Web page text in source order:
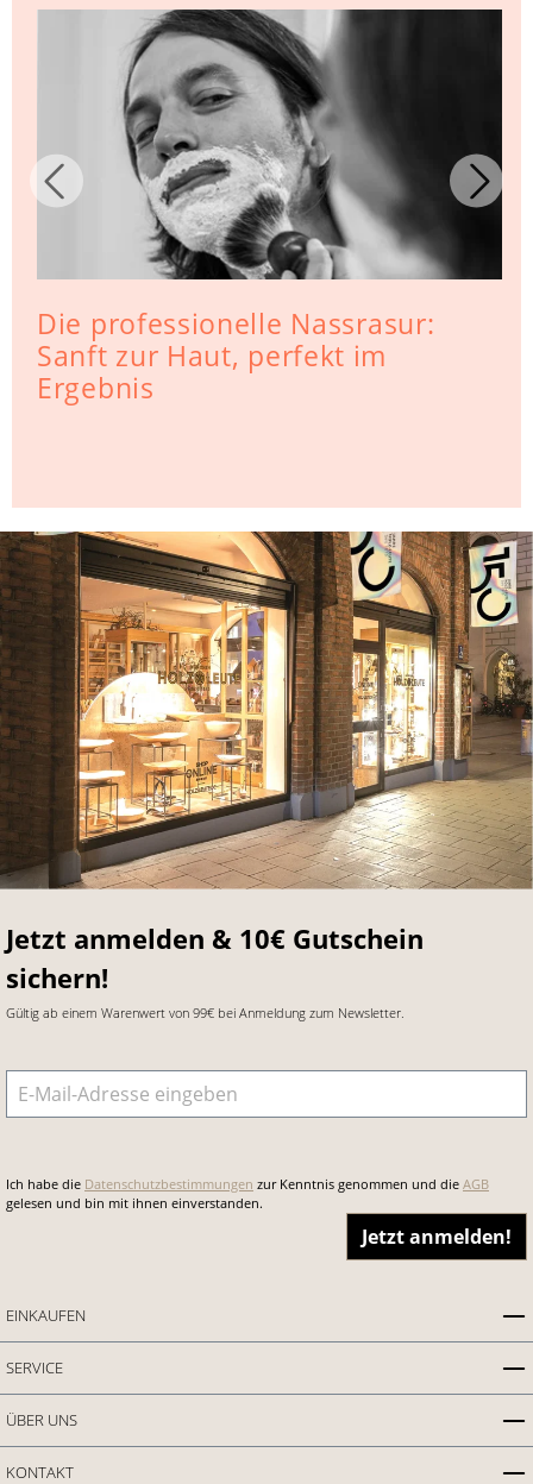
Die professionelle Nassrasur:
Sanft zur Haut, perfekt im
Ergebnis
Jetzt anmelden & 10€ Gutschein
sichern!
Gültig ab einem Warenwert von 99€ bei Anmeldung zum Newsletter.
E-Mail-Adresse
Ich habe die Datenschutzbestimmungen zur Kenntnis genommen und die AGB
gelesen und bin mit ihnen einverstanden.
Jetzt anmelden!
EINKAUFEN
SERVICE
ÜBER UNS
KONTAKT